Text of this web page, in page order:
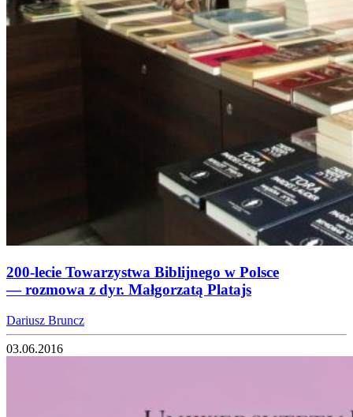
200-lecie Towarzystwa Biblijnego w Polsce
— rozmowa z dyr. Małgorzatą Platajs
Dariusz Bruncz
03.06.2016